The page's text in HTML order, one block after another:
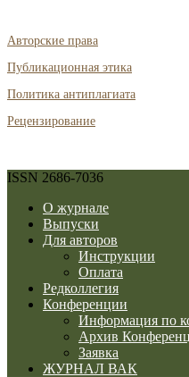
Авторские права
Публикационная этика
Политика антиплагиата
Рецензирование
ISSN 2686-7036
О журнале
Выпуски
Для авторов
Инструкции
Оплата
Редколлегия
Конференции
Информация по
Архив
Заявка
ЖУРНАЛ ВАК